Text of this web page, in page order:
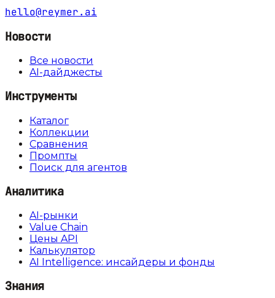
hello@reymer.ai
Новости
Все новости
AI-дайджесты
Инструменты
Каталог
Коллекции
Сравнения
Промпты
Поиск для агентов
Аналитика
AI-рынки
Value Chain
Цены API
Калькулятор
AI Intelligence: инсайдеры и фонды
Знания